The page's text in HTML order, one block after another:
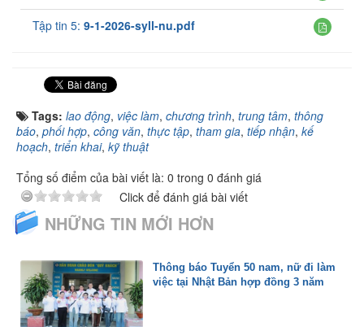
Tập tin 5: 9-1-2026-syll-nu.pdf
Tags: lao động, việc làm, chương trình, trung tâm, thông
báo, phối hợp, công văn, thực tập, tham gia, tiếp nhận, kế
hoạch, triển khai, kỹ thuật
Tổng số điểm của bài viết là: 0 trong 0 đánh giá
Click để đánh giá bài viết
NHỮNG TIN MỚI HƠN
Thông báo Tuyển 50 nam, nữ đi làm
việc tại Nhật Bản hợp đồng 3 năm